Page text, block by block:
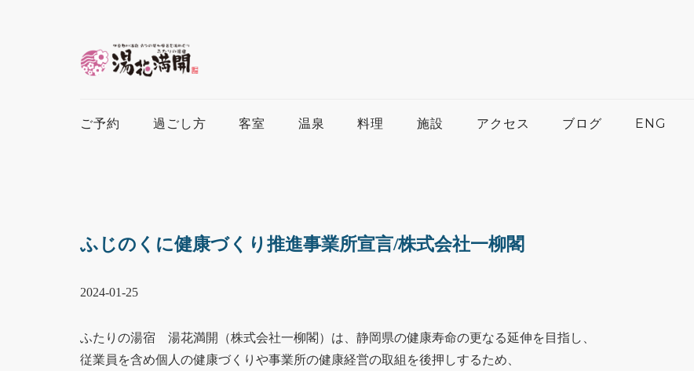
ご予約 過ごし方 客室 温泉 料理 施設 アクセス ブログ ENG
ふじのくに健康づくり推進事業所宣言/株式会社一柳閣
2024-01-25
ふたりの湯宿 湯花満開（株式会社一柳閣）は、静岡県の健康寿命の更なる延伸を目指し、
従業員を含め個人の健康づくりや事業所の健康経営の取組を後押しするため、